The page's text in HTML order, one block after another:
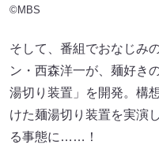
©MBS
そして、番組でおなじみ
ン・西森洋一が、麺好き
湯切り装置」を開発。構
けた麺湯切り装置を実演
る事態に……！